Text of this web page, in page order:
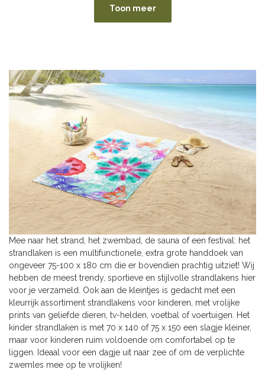
Toon meer
Mee naar het strand, het zwembad, de sauna of een festival: het
strandlaken is een multifunctionele, extra grote handdoek van
ongeveer 75-100 x 180 cm die er bovendien prachtig uitziet! Wij
hebben de meest trendy, sportieve en stijlvolle strandlakens hier
voor je verzameld. Ook aan de kleintjes is gedacht met een
kleurrijk assortiment strandlakens voor kinderen, met vrolijke
prints van geliefde dieren, tv-helden, voetbal of voertuigen. Het
kinder strandlaken is met 70 x 140 of 75 x 150 een slagje kleiner,
maar voor kinderen ruim voldoende om comfortabel op te
liggen. Ideaal voor een dagje uit naar zee of om de verplichte
zwemles mee op te vrolijken!